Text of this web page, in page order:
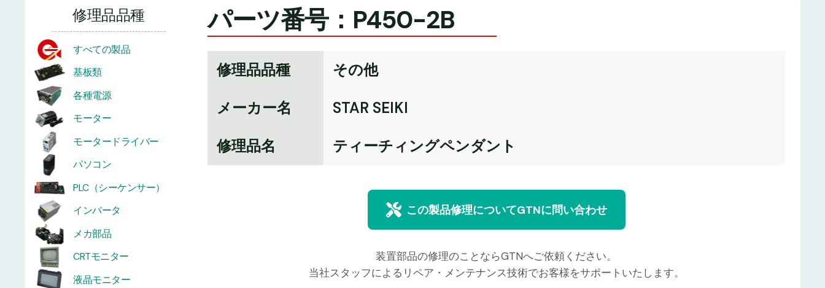
修理品品種
すべての製品
基板類
各種電源
モーター
モータードライバー
パソコン
PLC（シーケンサー）
インバータ
メカ部品
CRTモニター
液晶モニター
パーツ番号：P450-2B
修理品品種
その他
メーカー名
STAR SEIKI
修理品名
ティーチィングペンダント
この製品修理についてGTNに問い合わせ
装置部品の修理のことならGTNへご依頼ください。
当社スタッフによるリペア・メンテナンス技術でお客様をサポートいたします。